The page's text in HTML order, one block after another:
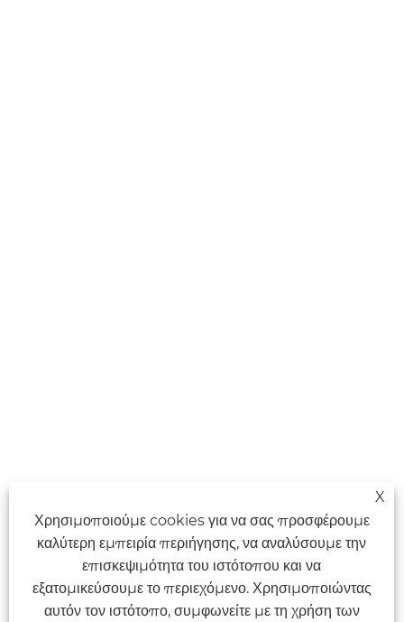
X
Χρησιμοποιούμε cookies για να σας προσφέρουμε
καλύτερη εμπειρία περιήγησης, να αναλύσουμε την
επισκεψιμότητα του ιστότοπου και να
εξατομικεύσουμε το περιεχόμενο. Χρησιμοποιώντας
αυτόν τον ιστότοπο, συμφωνείτε με τη χρήση των